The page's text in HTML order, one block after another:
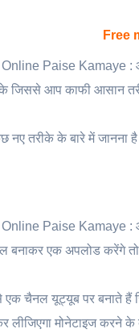
Free
Paise Kamaye :
के जिससे आप काफी आसान
तरीके के बारे में जानना
Paise Kamaye :
बनाकर एक अपलोड करेंगे
चैनल यूट्यूब पर बनाते हैं
लीजिएगा मोनेटाइज करने